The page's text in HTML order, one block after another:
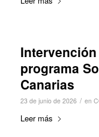
Intervención
programa
Canarias
23 de junio de 2026 / en
Leer más